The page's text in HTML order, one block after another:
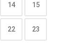
14 15
22 23